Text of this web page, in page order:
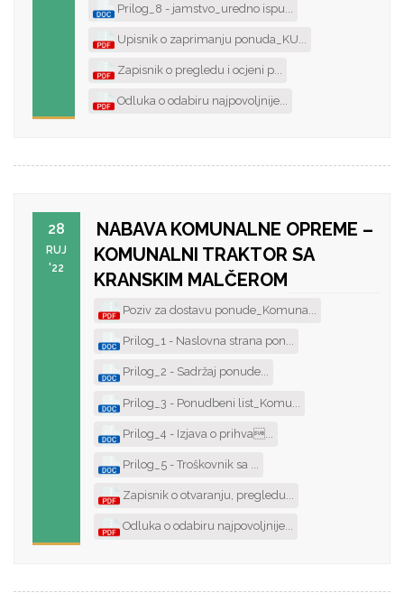
Prilog_8 - jamstvo_uredno ispu...
Upisnik o zaprimanju ponuda_KU...
Zapisnik o pregledu i ocjeni p...
Odluka o odabiru najpovoljnije...
28
RUJ
'22
NABAVA KOMUNALNE OPREME –
KOMUNALNI TRAKTOR SA
KRANSKIM MALČEROM
Poziv za dostavu ponude_Komuna...
Prilog_1 - Naslovna strana pon...
Prilog_2 - Sadržaj ponude...
Prilog_3 - Ponudbeni list_Komu...
Prilog_4 - Izjava o prihva...
Prilog_5 - Troškovnik sa ...
Zapisnik o otvaranju, pregledu...
Odluka o odabiru najpovoljnije...